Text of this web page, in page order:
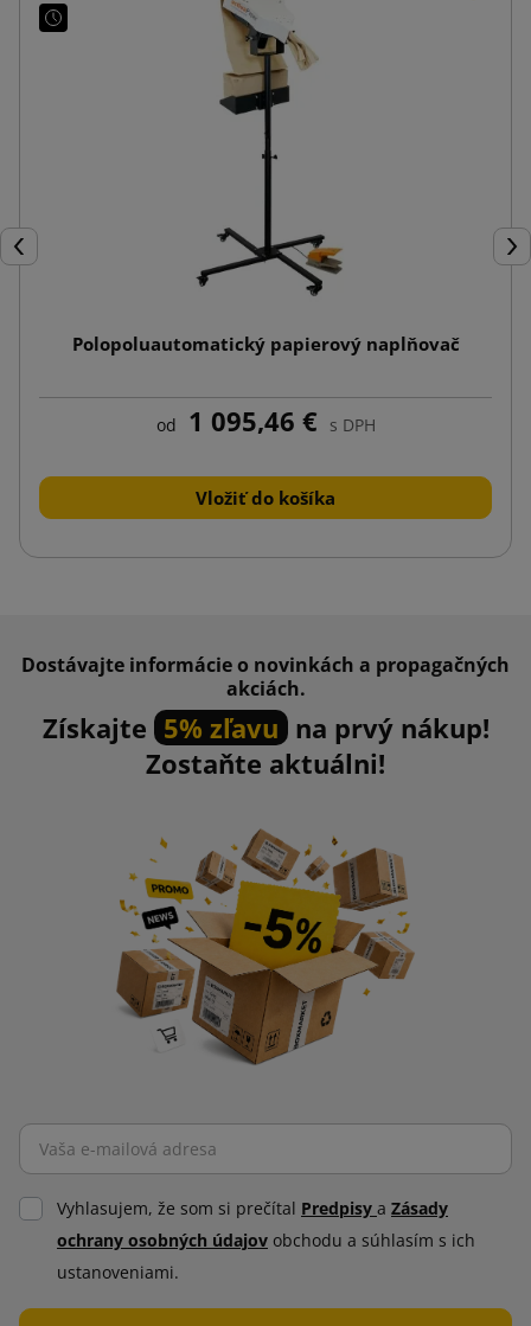
Späť
Polopoluautomatický papierový naplňovač
od 1 095,46 € s DPH
Vložiť do košíka
Dostávajte informácie o novinkách a propagačných
akciách.
Získajte 5% zľavu na prvý nákup!
Zostaňte aktuálni!
Vyhlasujem, že som si prečítal Predpisy a Zásady
ochrany osobných údajov obchodu a súhlasím s ich
ustanoveniami.